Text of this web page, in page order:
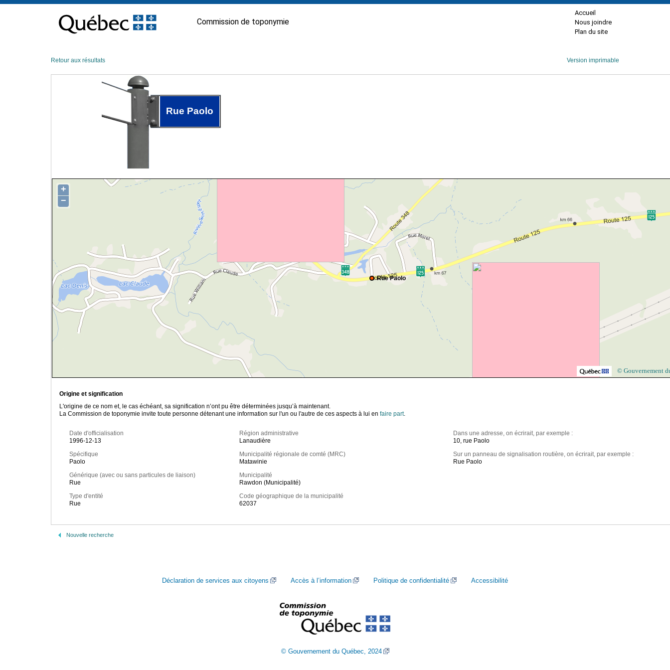
contenu
Commission de toponymie
Accueil
Nous joindre
Plan du site
Retour aux résultats Version imprimable
Rue Paolo
Rue Paolo
+
−
© Gouvernement
Origine et signification
L'origine de ce nom et, le cas échéant, sa signification n’ont pu être déterminées jusqu’à maintenant.
La Commission de toponymie invite toute personne détenant une information sur l'un ou l'autre de ces aspects à lui en faire part.
Date d'officialisation
1996-12-13
Spécifique
Paolo
Générique (avec ou sans particules de liaison)
Rue
Type d'entité
Rue
Région administrative
Lanaudière
Municipalité régionale de comté (MRC)
Matawinie
Municipalité
Rawdon (Municipalité)
Code géographique de la municipalité
62037
Dans une adresse, on écrirait, par exemple :
10, rue Paolo
Sur un panneau de signalisation routière, on écrirait, par exemple :
Rue Paolo
Nouvelle recherche
Déclaration de services aux citoyens Accès à l’information Politique de confidentialité Accessibilité
© Gouvernement du Québec, 2024